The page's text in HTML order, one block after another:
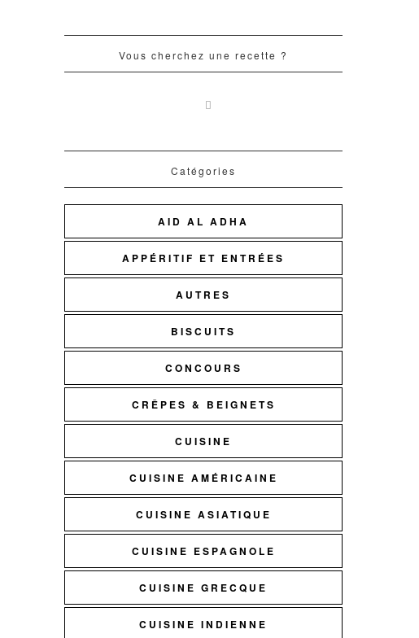
Vous cherchez une recette ?
Catégories
AID AL ADHA
APPÉRITIF ET ENTRÉES
AUTRES
BISCUITS
CONCOURS
CRÊPES & BEIGNETS
CUISINE
CUISINE AMÉRICAINE
CUISINE ASIATIQUE
CUISINE ESPAGNOLE
CUISINE GRECQUE
CUISINE INDIENNE